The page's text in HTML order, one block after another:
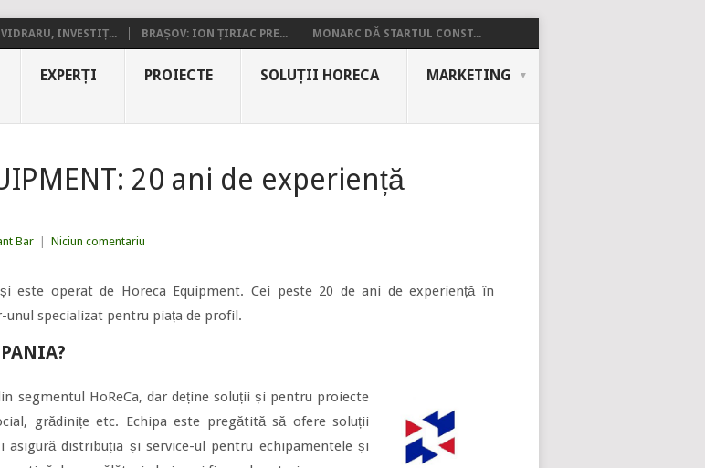
INVESTIȚ... BRAȘOV: ION ȚIRIAC PRE... MONARC DĂ STARTUL CONST...
EXPERȚI PROIECTE SOLUȚII HORECA MARKETING
20 ani de experiență
Bar Niciun comentariu
este operat de Horeca Equipment. Cei peste 20 de ani de experiență în
specializat pentru piața de profil.
segmentul HoReCa, dar deține soluții și pentru proiecte
grădinițe etc. Echipa este pregătită să ofere soluții
distribuția și service-ul pentru echipamentele și